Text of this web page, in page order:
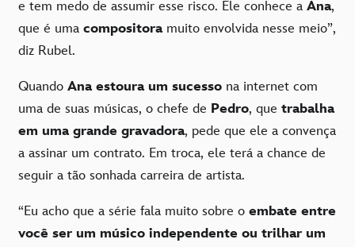
e tem medo de assumir esse risco. Ele conhece a Ana,
que é uma compositoramuito envolvida nesse meio”,
diz Rubel.
Quando Ana estoura um sucesso na internet com
uma de suas músicas, o chefe de Pedro, que trabalha
em uma grande gravadora, pede que ele a convença
a assinar um contrato. Em troca, ele terá a chance de
seguir a tão sonhada carreira de artista.
“Eu acho que a série fala muito sobre o embate entre
você ser um músico independente ou trilhar um